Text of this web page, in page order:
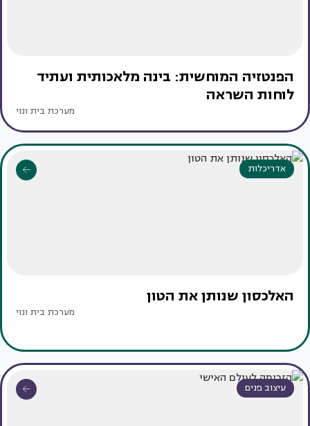
הפנטזיה המוחשית: בינה מלאכותית ועתיד
לוחות השראה
מערכת בית ונוי
אדריכלות
האלכסון שנותן את הטון
מערכת בית ונוי
עיצוב פנים